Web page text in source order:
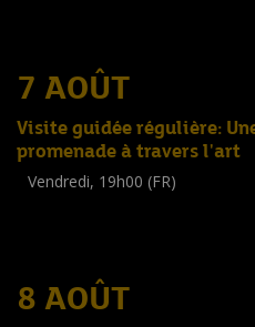
7 AOÛT
Visite guidée régulière:
promenade à travers l'art
Vendredi, 19h00 (FR)
8 AOÛT